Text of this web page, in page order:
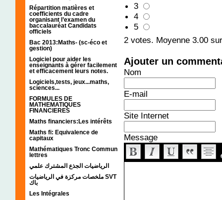
Répartition matières et
coefficients du cadre
organisant l’examen du
baccalauréat Candidats
officiels
Bac 2013:Maths- (sc-éco et
gestion)
Logiciel pour aider les
enseignants à gérer facilement
et efficacement leurs notes.
Logiciels,tests, jeux...maths,
sciences...
FORMULES DE
MATHEMATIQUES
FINANCIERES
Maths financiers:Les intérêts
Maths fi: Equivalence de
capitaux
Mathématiques Tronc Commun
lettres
الرياضيات الجذع المشترك علمي
ملخصات مركزة في الرياضيات SVT
باك
Les Intégrales
3
4
5
2 votes. Moyenne 3.00
Ajouter un
Nom
E-mail
Site Internet
Message